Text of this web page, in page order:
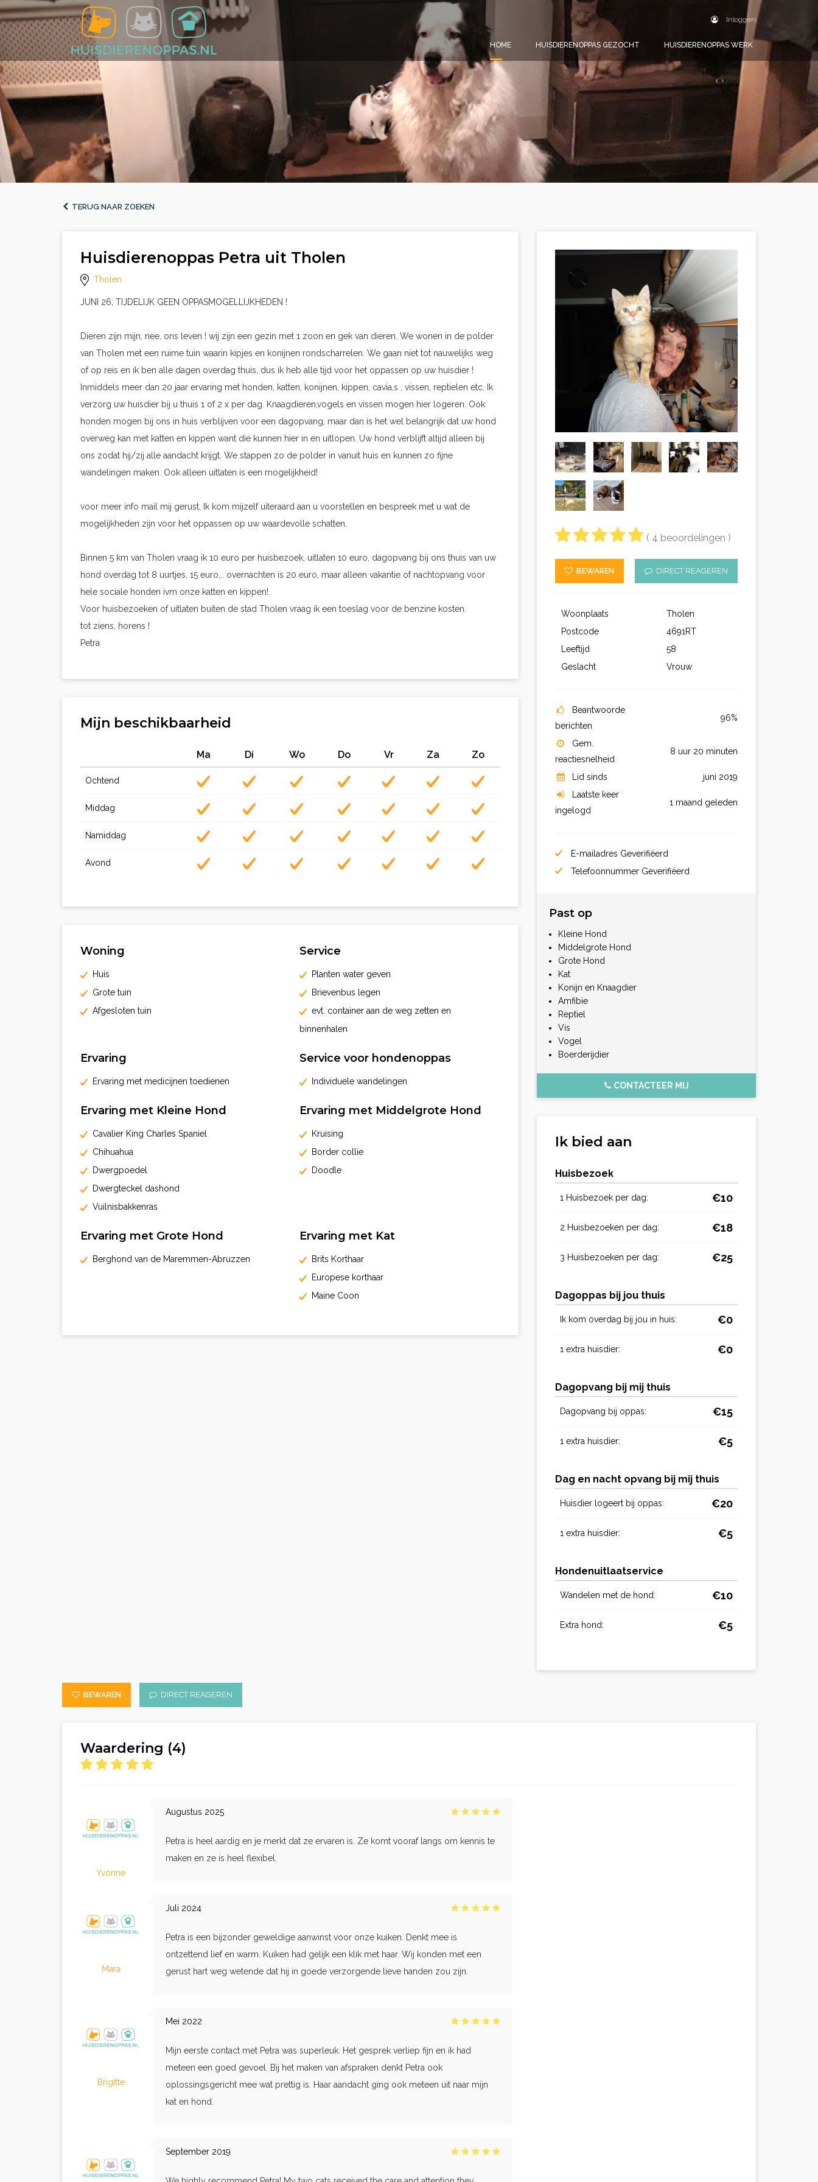
Inloggen
HOME HUISDIERENOPPAS GEZOCHT HUISDIERENOPPAS WERK
TERUG NAAR ZOEKEN
Huisdierenoppas Petra uit Tholen
Tholen
JUNI 26; TIJDELIJK GEEN OPPASMOGELLIJKHEDEN !
Dieren zijn mijn, nee, ons leven ! wij zijn een gezin met 1 zoon en gek van dieren. We wonen in de polder
van Tholen met een ruime tuin waarin kipjes en konijnen rondscharrelen. We gaan niet tot nauwelijks weg
of op reis en ik ben alle dagen overdag thuis, dus ik heb alle tijd voor het oppassen op uw huisdier !
Inmiddels meer dan 20 jaar ervaring met honden, katten, konijnen, kippen, cavia,s , vissen, reptielen etc. Ik
verzorg uw huisdier bij u thuis 1 of 2 x per dag. Knaagdieren,vogels en vissen mogen hier logeren. Ook
honden mogen bij ons in huis verblijven voor een dagopvang, maar dan is het wel belangrijk dat uw hond
overweg kan met katten en kippen want die kunnen hier in en uitlopen. Uw hond verblijft altijd alleen bij
ons zodat hij/zij alle aandacht krijgt. We stappen zo de polder in vanuit huis en kunnen zo fijne
wandelingen maken. Ook alleen uitlaten is een mogelijkheid!
voor meer info mail mij gerust, Ik kom mijzelf uiteraard aan u voorstellen en bespreek met u wat de
mogelijkheden zijn voor het oppassen op uw waardevolle schatten.
Binnen 5 km van Tholen vraag ik 10 euro per huisbezoek, uitlaten 10 euro, dagopvang bij ons thuis van uw
hond overdag tot 8 uurtjes, 15 euro,.. overnachten is 20 euro, maar alleen vakantie of nachtopvang voor
hele sociale honden ivm onze katten en kippen!.
Voor huisbezoeken of uitlaten buiten de stad Tholen vraag ik een toeslag voor de benzine kosten.
tot ziens, horens !
Petra
Mijn beschikbaarheid
Ma Di Wo Do Vr Za Zo
Ochtend
Middag
Namiddag
Avond
Woning
Huis
Grote tuin
Afgesloten tuin
Service
Planten water geven
Brievenbus legen
evt. container aan de weg zetten en
binnenhalen
Ervaring
Ervaring met medicijnen toedienen
Service voor hondenoppas
Individuele wandelingen
Ervaring met Kleine Hond
Cavalier King Charles Spaniel
Chihuahua
Dwergpoedel
Dwergteckel dashond
Vuilnisbakkenras
Ervaring met Middelgrote Hond
Kruising
Border collie
Doodle
Ervaring met Grote Hond
Berghond van de Maremmen-Abruzzen
Ervaring met Kat
Brits Korthaar
Europese korthaar
Maine Coon
( 4 beoordelingen )
BEWAREN DIRECT REAGEREN
Woonplaats
Tholen
Postcode
4691RT
Leeftijd
58
Geslacht
Vrouw
Beantwoorde
berichten
96%
Gem.
reactiesnelheid
8 uur 20 minuten
Lid sinds
juni 2019
Laatste keer
ingelogd
1 maand geleden
E-mailadres Geverifiëerd
Telefoonnummer Geverifiëerd
Past op
Kleine Hond
Middelgrote Hond
Grote Hond
Kat
Konijn en Knaagdier
Amfibie
Reptiel
Vis
Vogel
Boerderijdier
CONTACTEER MIJ
Ik bied aan
Huisbezoek
1 Huisbezoek per dag: €10
2 Huisbezoeken per dag: €18
3 Huisbezoeken per dag: €25
Dagoppas bij jou thuis
Ik kom overdag bij jou in huis: €0
1 extra huisdier: €0
Dagopvang bij mij thuis
Dagopvang bij oppas: €15
1 extra huisdier: €5
Dag en nacht opvang bij mij thuis
Huisdier logeert bij oppas: €20
1 extra huisdier: €5
Hondenuitlaatservice
Wandelen met de hond: €10
Extra hond: €5
BEWAREN DIRECT REAGEREN
Waardering (4)
Yvonne
Augustus 2025
Petra is heel aardig en je merkt dat ze ervaren is. Ze komt vooraf langs om kennis te
maken en ze is heel flexibel.
Mara
Juli 2024
Petra is een bijzonder geweldige aanwinst voor onze kuiken. Denkt mee is
ontzettend lief en warm. Kuiken had gelijk een klik met haar. Wij konden met een
gerust hart weg wetende dat hij in goede verzorgende lieve handen zou zijn.
Brigitte
Mei 2022
Mijn eerste contact met Petra was superleuk. Het gesprek verliep fijn en ik had
meteen een goed gevoel. Bij het maken van afspraken denkt Petra ook
oplossingsgericht mee wat prettig is. Haar aandacht ging ook meteen uit naar mijn
kat en hond.
September 2019